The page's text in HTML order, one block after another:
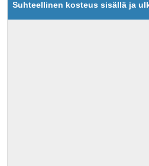
Suhteellinen kosteus sisällä ja